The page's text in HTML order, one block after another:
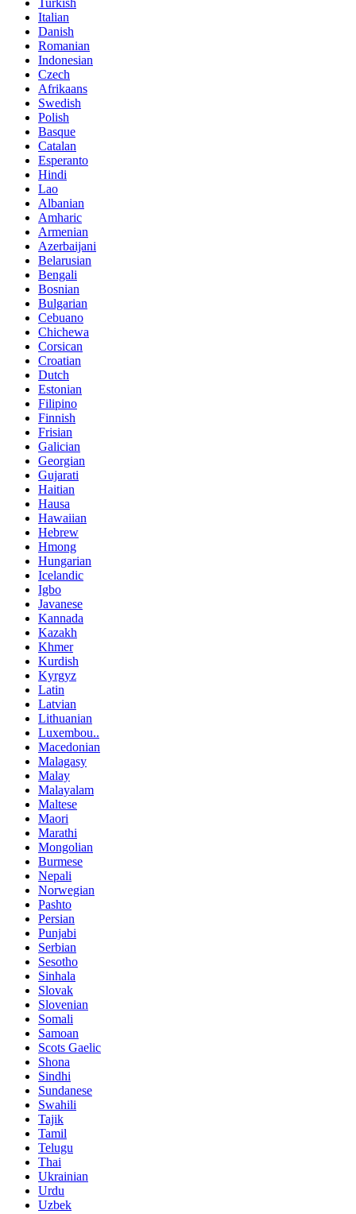
Turkish
Italian
Danish
Romanian
Indonesian
Czech
Afrikaans
Swedish
Polish
Basque
Catalan
Esperanto
Hindi
Lao
Albanian
Amharic
Armenian
Azerbaijani
Belarusian
Bengali
Bosnian
Bulgarian
Cebuano
Chichewa
Corsican
Croatian
Dutch
Estonian
Filipino
Finnish
Frisian
Galician
Georgian
Gujarati
Haitian
Hausa
Hawaiian
Hebrew
Hmong
Hungarian
Icelandic
Igbo
Javanese
Kannada
Kazakh
Khmer
Kurdish
Kyrgyz
Latin
Latvian
Lithuanian
Luxembou..
Macedonian
Malagasy
Malay
Malayalam
Maltese
Maori
Marathi
Mongolian
Burmese
Nepali
Norwegian
Pashto
Persian
Punjabi
Serbian
Sesotho
Sinhala
Slovak
Slovenian
Somali
Samoan
Scots Gaelic
Shona
Sindhi
Sundanese
Swahili
Tajik
Tamil
Telugu
Thai
Ukrainian
Urdu
Uzbek